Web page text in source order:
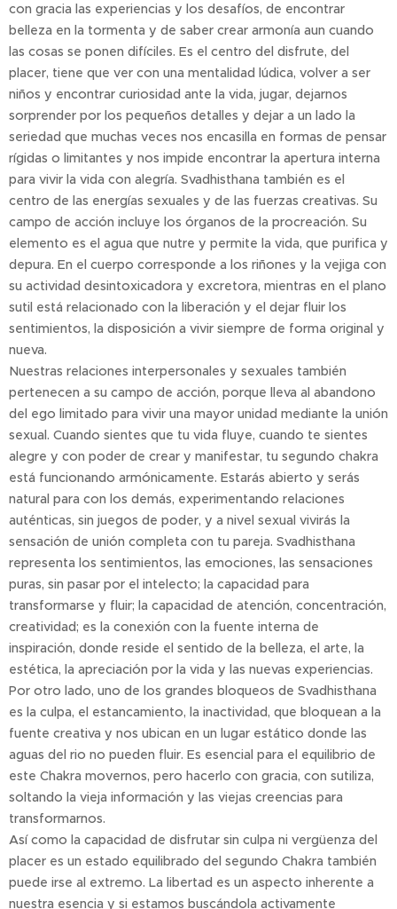
con gracia las experiencias y los desafíos, de encontrar
belleza en la tormenta y de saber crear armonía aun cuando
las cosas se ponen difíciles. Es el centro del disfrute, del
placer, tiene que ver con una mentalidad lúdica, volver a ser
niños y encontrar curiosidad ante la vida, jugar, dejarnos
sorprender por los pequeños detalles y dejar a un lado la
seriedad que muchas veces nos encasilla en formas de pensar
rígidas o limitantes y nos impide encontrar la apertura interna
para vivir la vida con alegría. Svadhisthana también es el
centro de las energías sexuales y de las fuerzas creativas. Su
campo de acción incluye los órganos de la procreación. Su
elemento es el agua que nutre y permite la vida, que purifica y
depura. En el cuerpo corresponde a los riñones y la vejiga con
su actividad desintoxicadora y excretora, mientras en el plano
sutil está relacionado con la liberación y el dejar fluir los
sentimientos, la disposición a vivir siempre de forma original y
nueva.
Nuestras relaciones interpersonales y sexuales también
pertenecen a su campo de acción, porque lleva al abandono
del ego limitado para vivir una mayor unidad mediante la unión
sexual. Cuando sientes que tu vida fluye, cuando te sientes
alegre y con poder de crear y manifestar, tu segundo chakra
está funcionando armónicamente. Estarás abierto y serás
natural para con los demás, experimentando relaciones
auténticas, sin juegos de poder, y a nivel sexual vivirás la
sensación de unión completa con tu pareja. Svadhisthana
representa los sentimientos, las emociones, las sensaciones
puras, sin pasar por el intelecto; la capacidad para
transformarse y fluir; la capacidad de atención, concentración,
creatividad; es la conexión con la fuente interna de
inspiración, donde reside el sentido de la belleza, el arte, la
estética, la apreciación por la vida y las nuevas experiencias.
Por otro lado, uno de los grandes bloqueos de Svadhisthana
es la culpa, el estancamiento, la inactividad, que bloquean a la
fuente creativa y nos ubican en un lugar estático donde las
aguas del rio no pueden fluir. Es esencial para el equilibrio de
este Chakra movernos, pero hacerlo con gracia, con sutiliza,
soltando la vieja información y las viejas creencias para
transformarnos.
Así como la capacidad de disfrutar sin culpa ni vergüenza del
placer es un estado equilibrado del segundo Chakra también
puede irse al extremo. La libertad es un aspecto inherente a
nuestra esencia y si estamos buscándola activamente